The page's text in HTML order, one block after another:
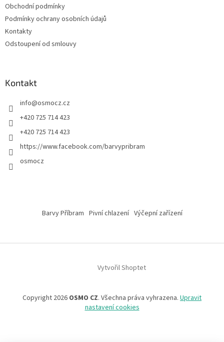
Obchodní podmínky
Podmínky ochrany osobních údajů
Kontakty
Odstoupení od smlouvy
Kontakt
info@osmocz.cz
+420 725 714 423
+420 725 714 423
https://www.facebook.com/barvypribram
osmocz
Barvy Příbram Pivní chlazení Výčepní zařízení
Vytvořil Shoptet
Copyright 2026 OSMO CZ. Všechna práva vyhrazena. Upravit
nastavení cookies